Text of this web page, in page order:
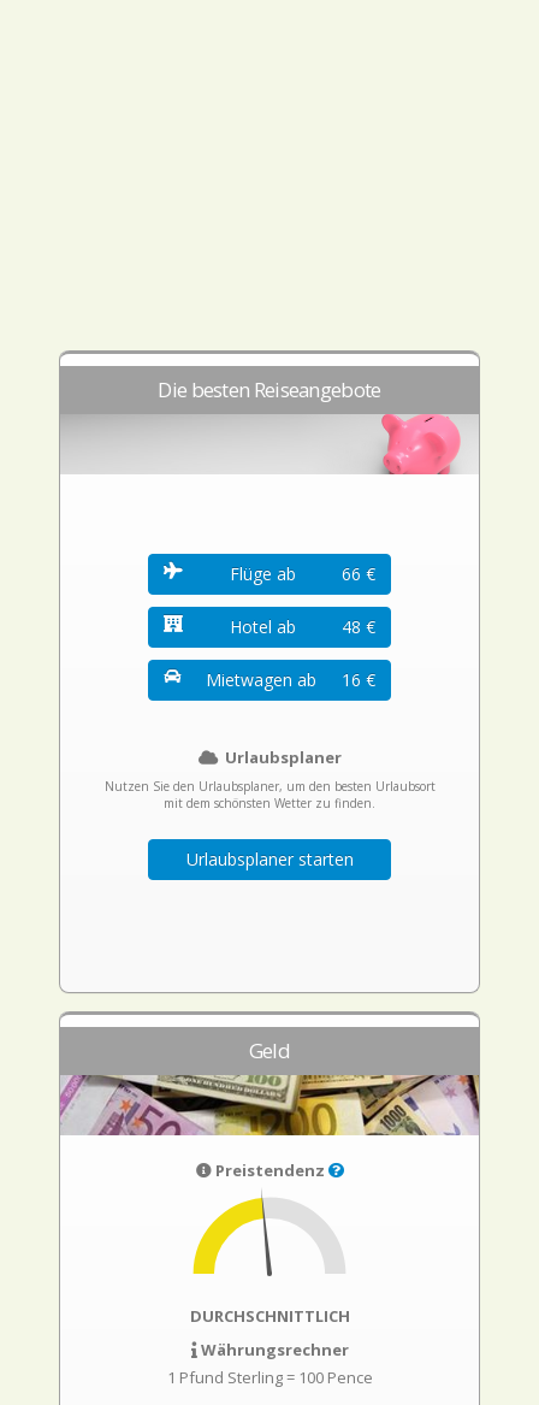
Die besten Reiseangebote
Flüge ab 66 €
Hotel ab 48 €
Mietwagen ab 16 €
Urlaubsplaner
Nutzen Sie den Urlaubsplaner, um den besten Urlaubsort
mit dem schönsten Wetter zu finden.
Urlaubsplaner starten
Geld
Preistendenz
DURCHSCHNITTLICH
Währungsrechner
1 Pfund Sterling = 100 Pence